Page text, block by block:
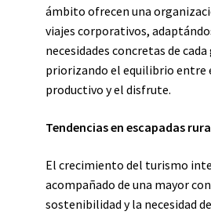
ámbito ofrecen una
viajes corporativos,
necesidades concretas de
priorizando el equilibrio entre
productivo y el disfrute.
Tendencias en escapadas
El crecimiento del turismo
acompañado de una mayor
sostenibilidad y la necesidad